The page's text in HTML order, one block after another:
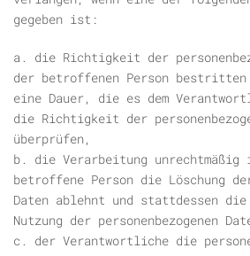
gegeben ist:
a. die Richtigkeit der
der betroffenen Person
eine Dauer, die es dem
die Richtigkeit der
überprüfen,
b. die Verarbeitung
betroffene Person die Löschung
Daten ablehnt und stattdessen die
Nutzung der personenbezogenen
c. der Verantwortliche die